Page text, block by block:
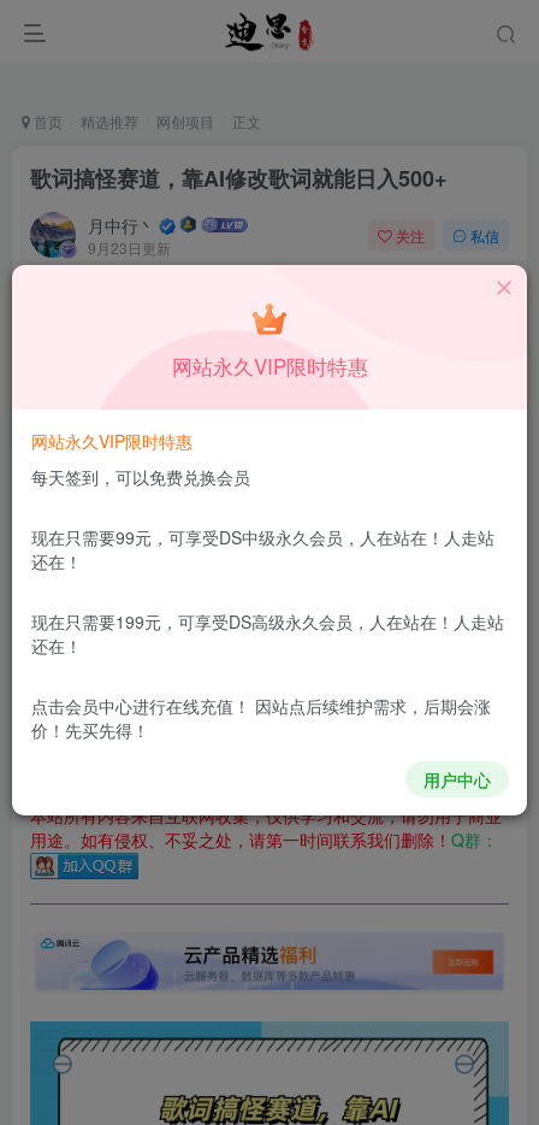
首页 精选推荐 网创项目 正文
歌词搞怪赛道，靠AI修改歌词就能日入500+
月中行丶
9月23日更新
关注 私信
歌词搞怪赛道，靠AI修改歌词就能日入500+
此内容为付费资源，请付费后查看
￥1.99
DS中级会员免费
本站付费资源为网络虚拟产品，由于网络资源具有极快的可复制性，
本站内容分为：登录回复下载，积分下载，RMB下载，积分下
载及登录回复下载，都为免费资源，积分只需签到就可以获
得！
本站所有内容来自互联网收集，仅供学习和交流，请勿用于商业
用途。如有侵权、不妥之处，请第一时间联系我们删除！ Q群：
网站永久VIP限时特惠
网站永久VIP限时特惠
每天签到，可以免费兑换会员
现在只需要99元，可享受DS中级永久会员，人在站在！人走站
还在！
现在只需要199元，可享受DS高级永久会员，人在站在！人走站
还在！
点击会员中心进行在线充值！ 因站点后续维护需求，后期会涨
价！先买先得！
用户中心